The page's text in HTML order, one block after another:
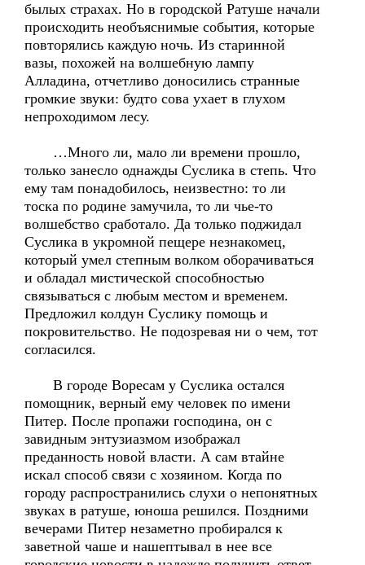
былых страхах. Но в городской Ратуше начали
происходить необъяснимые события, которые
повторялись каждую ночь. Из старинной
вазы, похожей на волшебную лампу
Алладина, отчетливо доносились странные
громкие звуки: будто сова ухает в глухом
непроходимом лесу.
…Много ли, мало ли времени прошло,
только занесло однажды Суслика в степь. Что
ему там понадобилось, неизвестно: то ли
тоска по родине замучила, то ли чье-то
волшебство сработало. Да только поджидал
Суслика в укромной пещере незнакомец,
который умел степным волком оборачиваться
и обладал мистической способностью
связываться с любым местом и временем.
Предложил колдун Суслику помощь и
покровительство. Не подозревая ни о чем, тот
согласился.
В городе Воресам у Суслика остался
помощник, верный ему человек по имени
Питер. После пропажи господина, он с
завидным энтузиазмом изображал
преданность новой власти. А сам втайне
искал способ связи с хозяином. Когда по
городу распространились слухи о непонятных
звуках в ратуше, юноша решился. Поздними
вечерами Питер незаметно пробирался к
заветной чаше и нашептывал в нее все